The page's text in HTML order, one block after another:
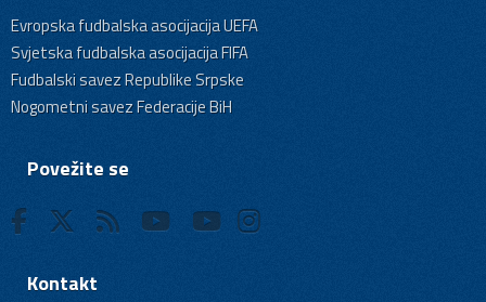
Evropska fudbalska asocijacija UEFA
Svjetska fudbalska asocijacija FIFA
Fudbalski savez Republike Srpske
Nogometni savez Federacije BiH
Povežite se
Kontakt